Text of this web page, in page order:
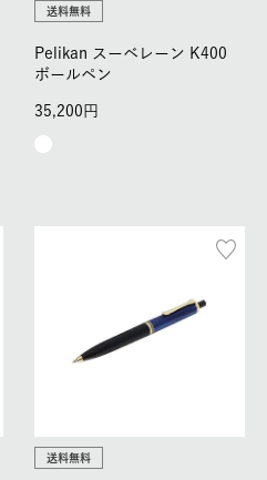
送料無料
Pelikan スーベレーン K400
ボールペン
35,200
送料無料